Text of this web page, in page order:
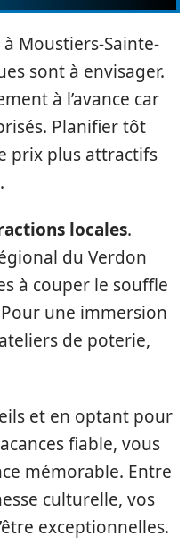
Moustiers-Sainte-
sont à envisager.
à l’avance car
Planifier tôt
prix plus attractifs
locales.
du Verdon
à couper le souffle
une immersion
de poterie,
et en optant pour
fiable, vous
mémorable. Entre
culturelle, vos
exceptionnelles.